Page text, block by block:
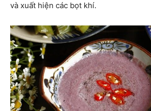
và xuất hiện các bọt khí.